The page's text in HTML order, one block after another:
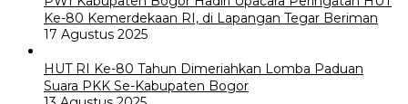
Ke-80 Kemerdekaan RI, di Lapangan Tegar Beriman
17 Agustus 2025
HUT RI Ke-80 Tahun Dimeriahkan Lomba Paduan
Suara PKK Se-Kabupaten Bogor